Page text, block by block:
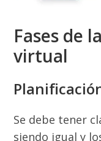
Fases de
virtual
Se debe tener
siendo igual y